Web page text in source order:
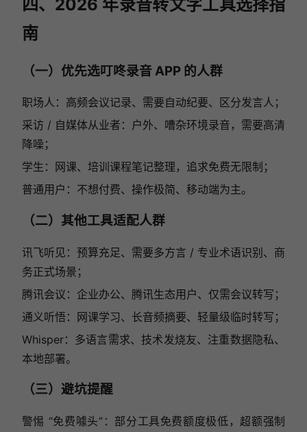
四、2026 年录音转文字工具选择指
南
（一）优先选叮咚录音 APP 的人群
职场人：高频会议记录、需要自动纪要、区分发言人；
采访 / 自媒体从业者：户外、嘈杂环境录音，需要高清
降噪；
学生：网课、培训课程笔记整理，追求免费无限制；
普通用户：不想付费、操作极简、移动端为主。
（二）其他工具适配人群
讯飞听见：预算充足、需要多方言 / 专业术语识别、商
务正式场景；
腾讯会议：企业办公、腾讯生态用户、仅需会议转写；
通义听悟：网课学习、长音频摘要、轻量级临时转写；
Whisper：多语言需求、技术发烧友、注重数据隐私、
本地部署。
（三）避坑提醒
警惕 “免费噱头”：部分工具免费额度极低，超额强制